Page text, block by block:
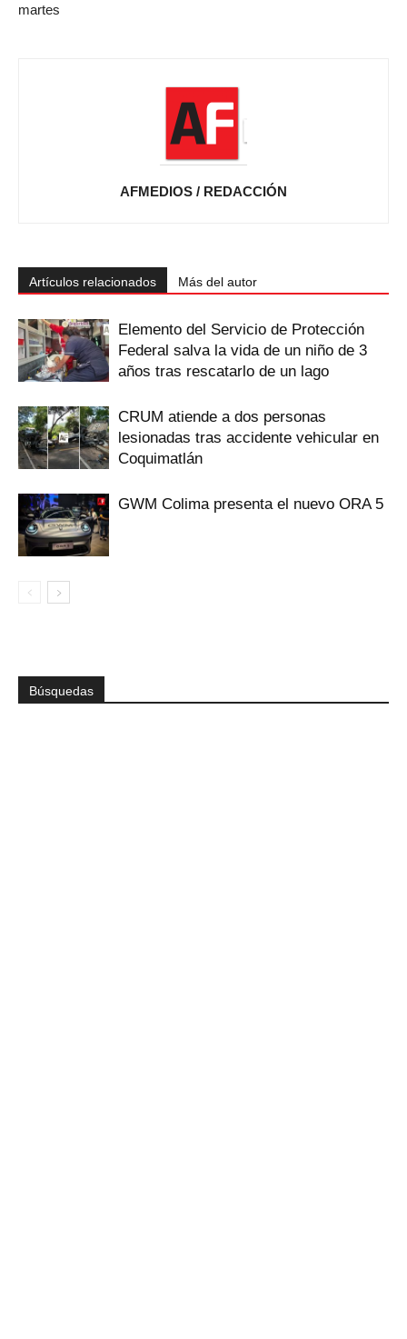
martes
AFMEDIOS / REDACCIÓN
Artículos relacionados Más del autor
Elemento del Servicio de Protección
Federal salva la vida de un niño de 3
años tras rescatarlo de un lago
CRUM atiende a dos personas
lesionadas tras accidente vehicular en
Coquimatlán
GWM Colima presenta el nuevo ORA 5
Búsquedas